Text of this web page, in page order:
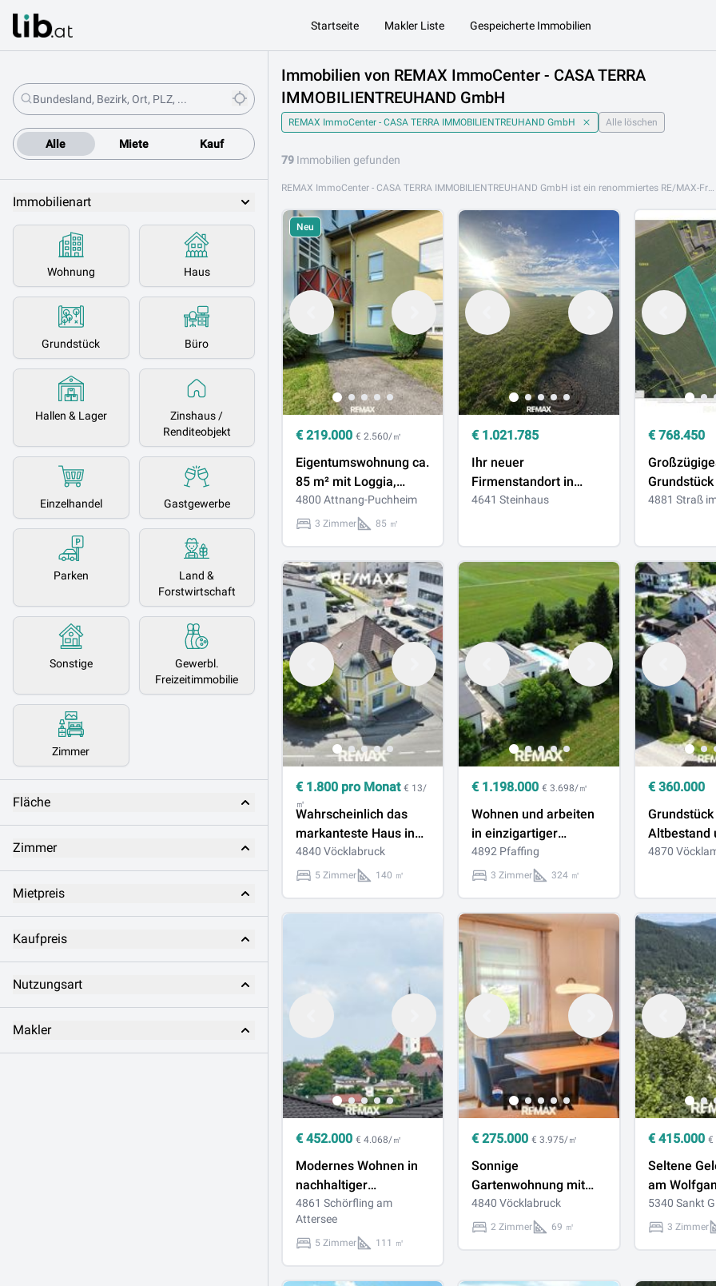
Startseite Makler Liste Gespeicherte Immobilien
Alle Miete Kauf
Immobilienart
Wohnung Haus
Grundstück Büro
Hallen & Lager
Zinshaus /
Renditeobjekt
Einzelhandel Gastgewerbe
Parken
Land &
Forstwirtschaft
Sonstige
Gewerbl.
Freizeitimmobilie
Zimmer
Fläche
Zimmer
Mietpreis
Kaufpreis
Nutzungsart
Makler
Immobilien von REMAX ImmoCenter - CASA TERRA
IMMOBILIENTREUHAND GmbH
REMAX ImmoCenter - CASA TERRA IMMOBILIENTREUHAND GmbH Alle löschen
79 Immobilien gefunden
REMAX ImmoCenter - CASA TERRA IMMOBILIENTREUHAND GmbH ist ein renommiertes RE/MAX-Franchise-Büro mit Sitz in Vöcklabruck in Oberösterreich. Das Unternehmen verfügt über ein großes, erfahrenes Team und betreut Kunden in der Region Salzkammergut und Umgebung bei allen Immobilientransaktionen. Das Leistungsspektrum umfasst Eigentumswohnungen, Einfamilienhäuser, Mehrfamilienhäuser, Grundstücke, Gewerbe- und Anlageimmobilien. Als Teil des internationalen RE/MAX-Netzwerks profitieren Kunden von globaler Reichweite und lokalem Know-how. REMAX ImmoCenter - CASA TERRA IMMOBILIENTREUHAND GmbH ist an folgenden Standorten aktiv: 4840 Vöcklabruck. Jetzt alle Immobilienangebote von REMAX ImmoCenter - CASA TERRA auf Lib.at entdecken und Ihre Traumimmobilie in Oberösterreich finden.
Neu
€ 219.000 € 2.560/㎡
Eigentumswohnung ca.
85 m² mit Loggia,
Specksteinofen und
Garage in Attnang
4800 Attnang-Puchheim
3 Zimmer 85 ㎡
€ 1.021.785
Ihr neuer
Firmenstandort in
verkehrsgünstiger
4641 Steinhaus
€ 768.450
Grundstück
Straß im
4881 Straß
€ 1.800 pro Monat € 13/
㎡
Wahrscheinlich das
markanteste Haus in
Vöcklabruck
4840 Vöcklabruck
5 Zimmer 140 ㎡
€ 1.198.000 € 3.698/㎡
Wohnen und arbeiten
in einzigartiger
Kombination –
moderner Bungalow
Gewerbehalle
4892 Pfaffing
3 Zimmer 324 ㎡
€ 360.000
Altbestand
bewilligtem
von
4870
€ 452.000 € 4.068/㎡
Modernes Wohnen in
nachhaltiger
Holzbauweise -
Doppelhaushälfte
4861 Schörfling am
Attersee
5 Zimmer 111 ㎡
€275.000 € 3.975/㎡
Sonnige
Gartenwohnung mit
Loggia & Grünblick in
bester Lage von
4840 Vöcklabruck
2 Zimmer 69 ㎡
€ 415.000 €
Seltene
am
mit
5340 Sankt
3 Zimmer